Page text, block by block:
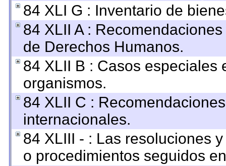
84 XLI G : Inventario de
84 XLII A :
de Derechos Humanos.
84 XLII B : Casos especiales
organismos.
84 XLII C :
internacionales.
84 XLIII - : Las resoluciones
o procedimientos seguidos